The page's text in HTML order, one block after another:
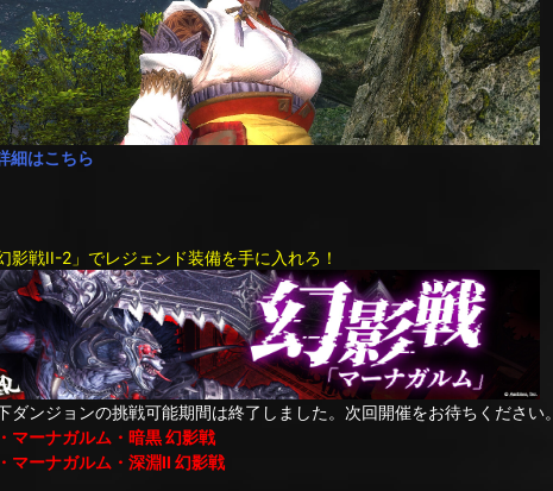
細はこちら
影戦II-2」でレジェンド装備を手に入れろ！
ンジョンの挑戦可能期間は終了しました。次回開催をお待ちください。
・マーナガルム・暗黒 幻影戦
・マーナガルム・深淵II 幻影戦